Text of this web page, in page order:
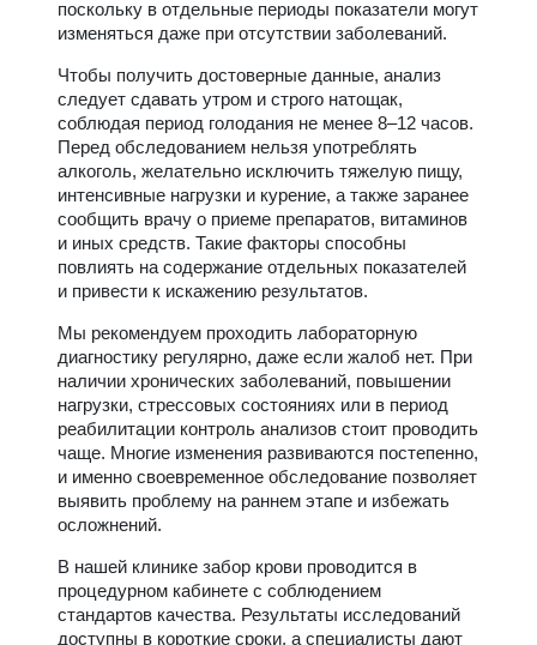
поскольку в отдельные периоды показатели могут
изменяться даже при отсутствии заболеваний.
Чтобы получить достоверные данные, анализ
следует сдавать утром и строго натощак,
соблюдая период голодания не менее 8–12 часов.
Перед обследованием нельзя употреблять
алкоголь, желательно исключить тяжелую пищу,
интенсивные нагрузки и курение, а также заранее
сообщить врачу о приеме препаратов, витаминов
и иных средств. Такие факторы способны
повлиять на содержание отдельных показателей
и привести к искажению результатов.
Мы рекомендуем проходить лабораторную
диагностику регулярно, даже если жалоб нет. При
наличии хронических заболеваний, повышении
нагрузки, стрессовых состояниях или в период
реабилитации контроль анализов стоит проводить
чаще. Многие изменения развиваются постепенно,
и именно своевременное обследование позволяет
выявить проблему на раннем этапе и избежать
осложнений.
В нашей клинике забор крови проводится в
процедурном кабинете с соблюдением
стандартов качества. Результаты исследований
доступны в короткие сроки, а специалисты дают